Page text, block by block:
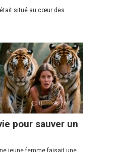
situé au cœur des
0 768
pour sauver un
jeune femme faisait une